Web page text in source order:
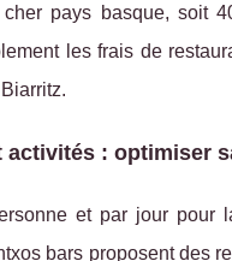
pays basque, soit
les frais de
activités : optimiser
et par jour pour
bars proposent des